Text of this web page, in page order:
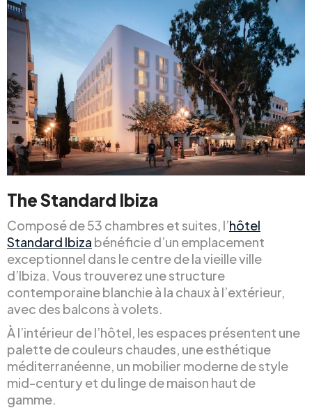
The Standard Ibiza
Composé de 53 chambres et suites, l’hôtel
Standard Ibiza bénéficie d’un emplacement
exceptionnel dans le centre de la vieille ville
d’Ibiza. Vous trouverez une structure
contemporaine blanchie à la chaux à l’extérieur,
avec des balcons à volets.
À l’intérieur de l’hôtel, les espaces présentent une
palette de couleurs chaudes, une esthétique
méditerranéenne, un mobilier moderne de style
mid-century et du linge de maison haut de
gamme.